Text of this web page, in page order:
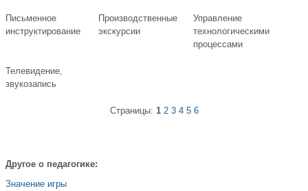
Письменное
инструктирование
Производственные
экскурсии
Управление
технологическими
процессами
Телевидение,
звукозапись
Страницы: 1 2 3 4 5 6
Другое о педагогике:
Значение игры